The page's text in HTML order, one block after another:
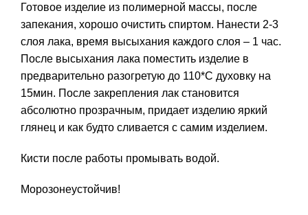
Готовое изделие из полимерной массы, после
запекания, хорошо очистить спиртом. Нанести 2-3
слоя лака, время высыхания каждого слоя – 1 час.
После высыхания лака поместить изделие в
предварительно разогретую до 110*С духовку на
15мин. После закрепления лак становится
абсолютно прозрачным, придает изделию яркий
глянец и как будто сливается с самим изделием.
Кисти после работы промывать водой.
Морозонеустойчив!